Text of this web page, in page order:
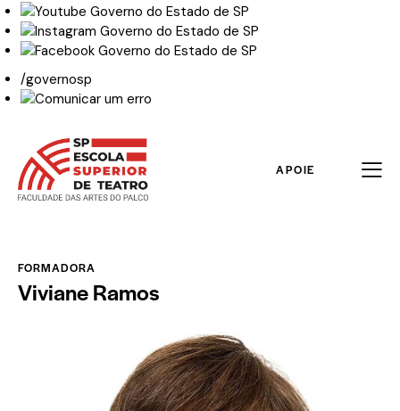
/governosp
APOIE
FORMADORA
Viviane Ramos